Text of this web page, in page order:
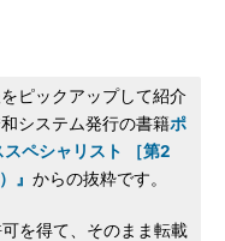
ピックアップして紹介
システム発行の書籍ポ
ペシャリスト ［第2
』 からの抜粋です。
を得て、そのまま転載